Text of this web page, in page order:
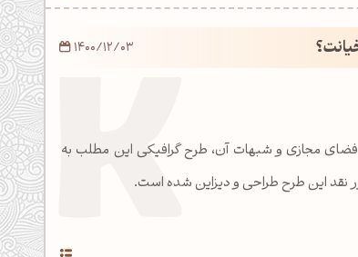
فضای مجازی و شبهات آن، طرح گرافیکی این مطلب به
نقد این طرح طراحی و دیزاین شده است.
1400/12/03